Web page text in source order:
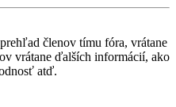
členov tímu fóra, vrátane
vrátane ďalších informácií, ako
atď.